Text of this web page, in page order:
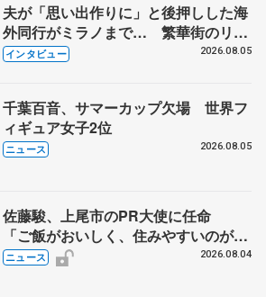
夫が「思い出作りに」と後押しした海
外同行がミラノまで… 繁華街のリン
クでは不良のお兄さんも味方に 小林
インタビュー 2026.08.05
千葉百音、サマーカップ欠場 世界フ
ィギュア女子2位
ニュース 2026.08.05
佐藤駿、上尾市のPR大使に任命
「ご飯がおいしく、住みやすいのが魅
力」
ニュース 2026.08.04